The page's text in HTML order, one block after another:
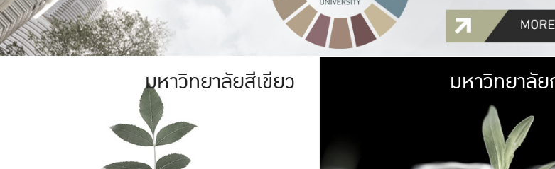
มหาวิทยาลัยสีเขียว
เกษตร
เกษตรในเ
มหาวิทยาลั